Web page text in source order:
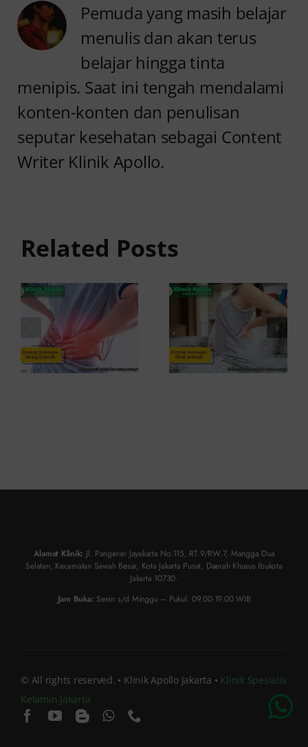
Pemuda yang masih belajar
menulis dan akan terus
belajar hingga tinta
menipis. Saat ini tengah mendalami
konten-konten dan penulisan
seputar kesehatan sebagai Content
Writer Klinik Apollo.
Related Posts
Sering
Kambuh
dan Cara
Atasinya
Penyebab
dan
Solusinya
Alamat Klinik: Jl. Pangeran Jayakarta No.115, RT.9/RW.7, Mangga Dua
Selatan, Kecamatan Sawah Besar, Kota Jakarta Pusat, Daerah Khusus Ibukota
Jakarta 10730.
Jam Buka: Senin s/d Minggu – Pukul: 09.00-19.00 WIB
© All rights reserved. • Klinik Apollo Jakarta • Klinik Spesialis
Kelamin Jakarta